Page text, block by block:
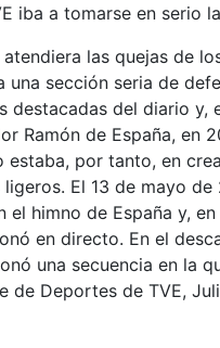
iba a tomarse en serio
atendiera las quejas de
una sección seria de
del diario y,
Ramón de España, en
por tanto, en
El 13 de mayo
himno de España y,
en directo. En el
una secuencia en la
Deportes de TVE,